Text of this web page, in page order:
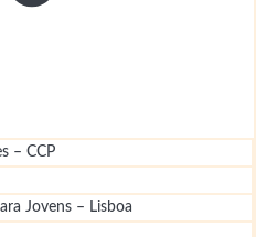
– CCP
Jovens – Lisboa